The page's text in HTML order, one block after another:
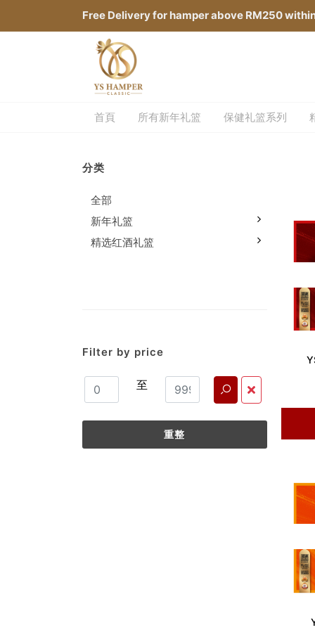
Free Delivery for hamper above RM250
首頁 所有新年礼篮 保健礼篮系列
分类
全部
新年礼篮
精选红酒礼篮
Filter by price
至
重整